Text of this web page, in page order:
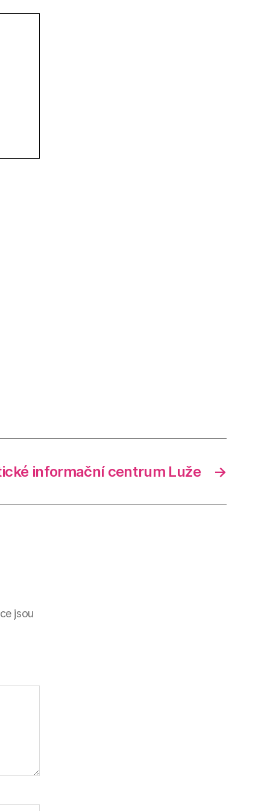
→
informační centrum Luže
jsou